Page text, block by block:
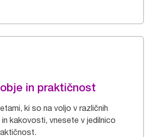
in praktičnost
ki so na voljo v različnih
in kakovosti, vnesete v jedilnico